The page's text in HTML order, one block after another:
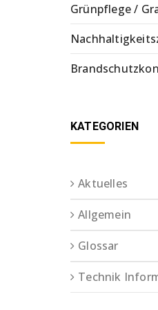
Grünpflege /
KATEGORIEN
Aktuelles
Allgemein
Glossar
Technik